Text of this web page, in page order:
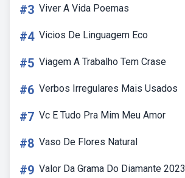
#3 Viver A Vida Poemas
#4 Vicios De Linguagem Eco
#5 Viagem A Trabalho Tem Crase
#6 Verbos Irregulares Mais Usados
#7 Vc E Tudo Pra Mim Meu Amor
#8 Vaso De Flores Natural
#9 Valor Da Grama Do Diamante 2023